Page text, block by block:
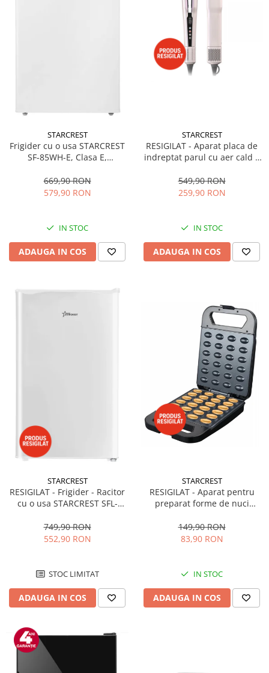
STARCREST
Frigider cu o usa STARCREST
SF-85WH-E, Clasa E,
interioara, Compartiment
gheata, H 82 cm, Alb
669,90 RON
579,90 RON
IN STOC
ADAUGA IN COS
STARCREST
RESIGILAT - Aparat placa de
indreptat parul cu aer cald 2
1300 W, Uscare si indreptare,
Afisaj LCD, Tehnologie cu ioni
549,90 RON
259,90 RON
IN STOC
ADAUGA IN COS
STARCREST
RESIGILAT - Frigider - Racitor
cu o usa STARCREST SFL-
92L, Iluminare interioara,H 83
cm, Alb
749,90 RON
552,90 RON
STOC LIMITAT
ADAUGA IN COS
STARCREST
RESIGILAT - Aparat pentru
preparat forme de nuci
forme, 1400W, Indicator
luminos, Placi antiaderente,
149,90 RON
83,90 RON
IN STOC
ADAUGA IN COS